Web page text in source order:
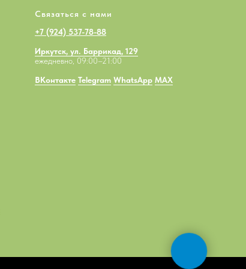
Связаться с нами
+7 (924) 537-78-88
Иркутск, ул. Баррикад, 129
ежедневно, 09:00–21:00
ВКонтакте Telegram WhatsApp MAX